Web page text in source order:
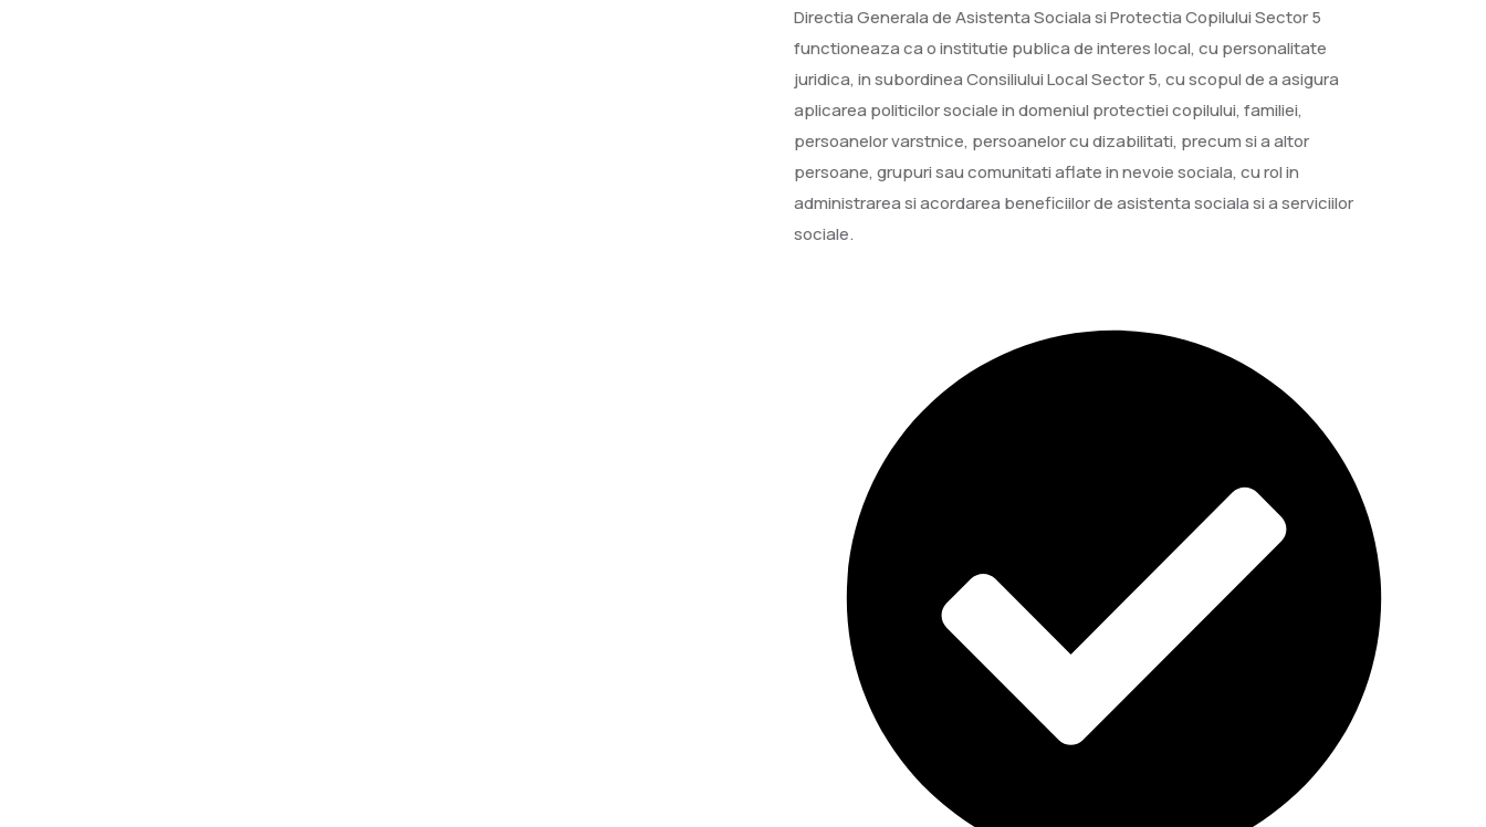
Directia Generala de Asistenta Sociala si Protectia Copilului Sector 5
functioneaza ca o institutie publica de interes local, cu personalitate
juridica, in subordinea Consiliului Local Sector 5, cu scopul de a asigura
aplicarea politicilor sociale in domeniul protectiei copilului, familiei,
persoanelor varstnice, persoanelor cu dizabilitati, precum si a altor
persoane, grupuri sau comunitati aflate in nevoie sociala, cu rol in
administrarea si acordarea beneficiilor de asistenta sociala si a serviciilor
sociale.